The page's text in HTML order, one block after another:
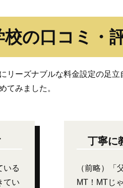
の口コミ・
リーズナブルな料金設定の足
てみました。
いる
てい
丁寧に
（前略）「
MT！MTじ